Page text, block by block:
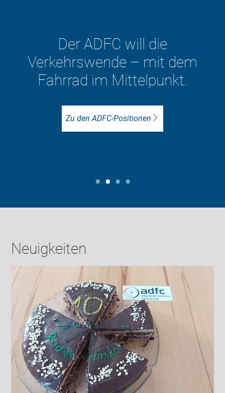
sind im ADFC vor Ort für
besseren Radverkehr aktiv.
Unser Ziel: Lebenswerte Städte
Neuigkeiten